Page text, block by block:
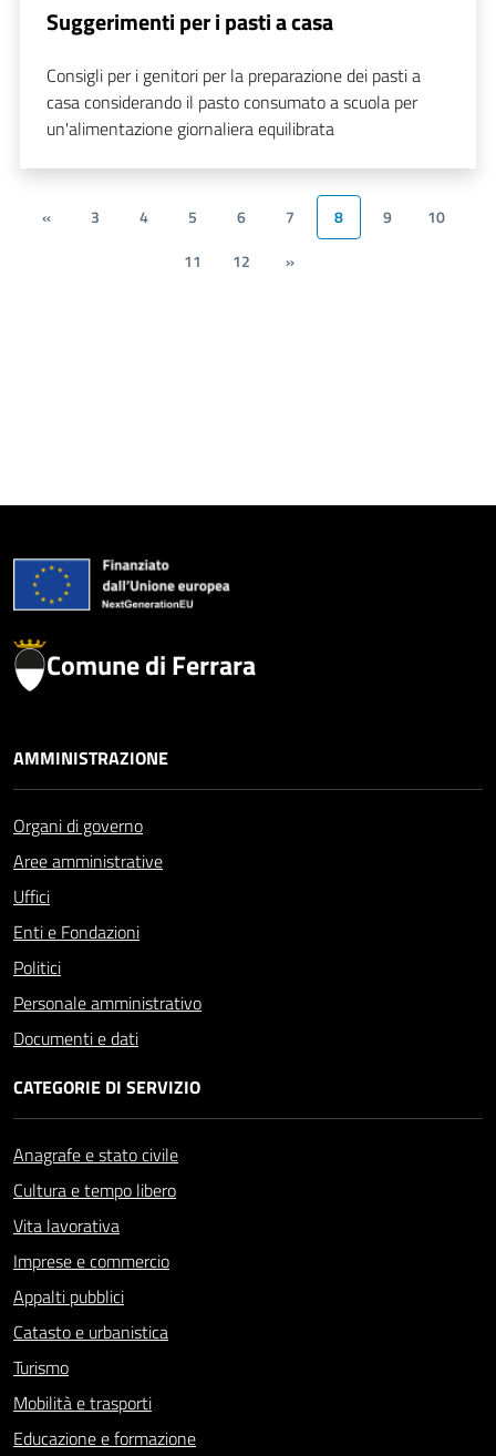
Suggerimenti per i pasti a casa
Consigli per i genitori per la preparazione dei pasti a
casa considerando il pasto consumato a scuola per
un'alimentazione giornaliera equilibrata
« 3 4 5 6 7 8 9
10
11
12 »
Comune di Ferrara
AMMINISTRAZIONE
Organi di governo
Aree amministrative
Uffici
Enti e Fondazioni
Politici
Personale amministrativo
Documenti e dati
CATEGORIE DI SERVIZIO
Anagrafe e stato civile
Cultura e tempo libero
Vita lavorativa
Imprese e commercio
Appalti pubblici
Catasto e urbanistica
Turismo
Mobilità e trasporti
Educazione e formazione